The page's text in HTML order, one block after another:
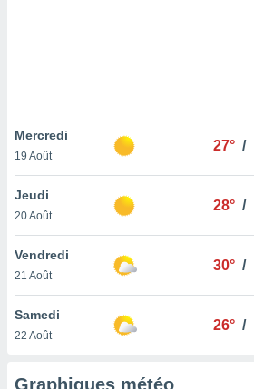
notre
que
et que
Mercredi
19 Août
27° /
Jeudi
20 Août
28° /
Vendredi
21 Août
30° /
Samedi
22 Août
26° /
Graphiques météo